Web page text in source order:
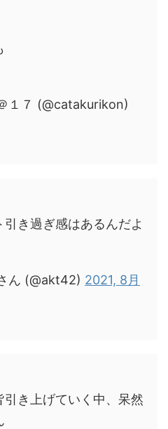
７ (@catakurikon)
き過ぎ感はあるんだよ
ん (@akt42) 2021, 8月
き上げていく中、呆然